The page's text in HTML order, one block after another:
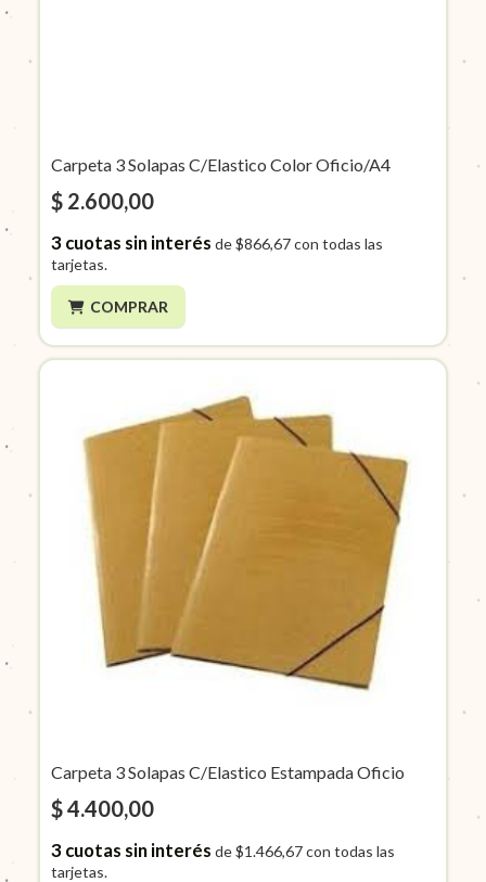
Carpeta 3 Solapas C/Elastico Color Oficio/A4
$ 2.600,00
3cuotas sin interés de$866,67con todas las
tarjetas.
COMPRAR
Carpeta 3 Solapas C/Elastico Estampada Oficio
$ 4.400,00
3cuotas sin interés de$1.466,67con todas las
tarjetas.